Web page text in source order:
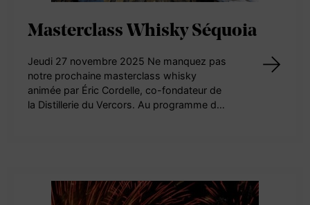
Masterclass Whisky Séquoia
Jeudi 27 novembre 2025 Ne manquez pas
notre prochaine masterclass whisky
animée par Éric Cordelle, co-fondateur de
la Distillerie du Vercors. Au programme d…